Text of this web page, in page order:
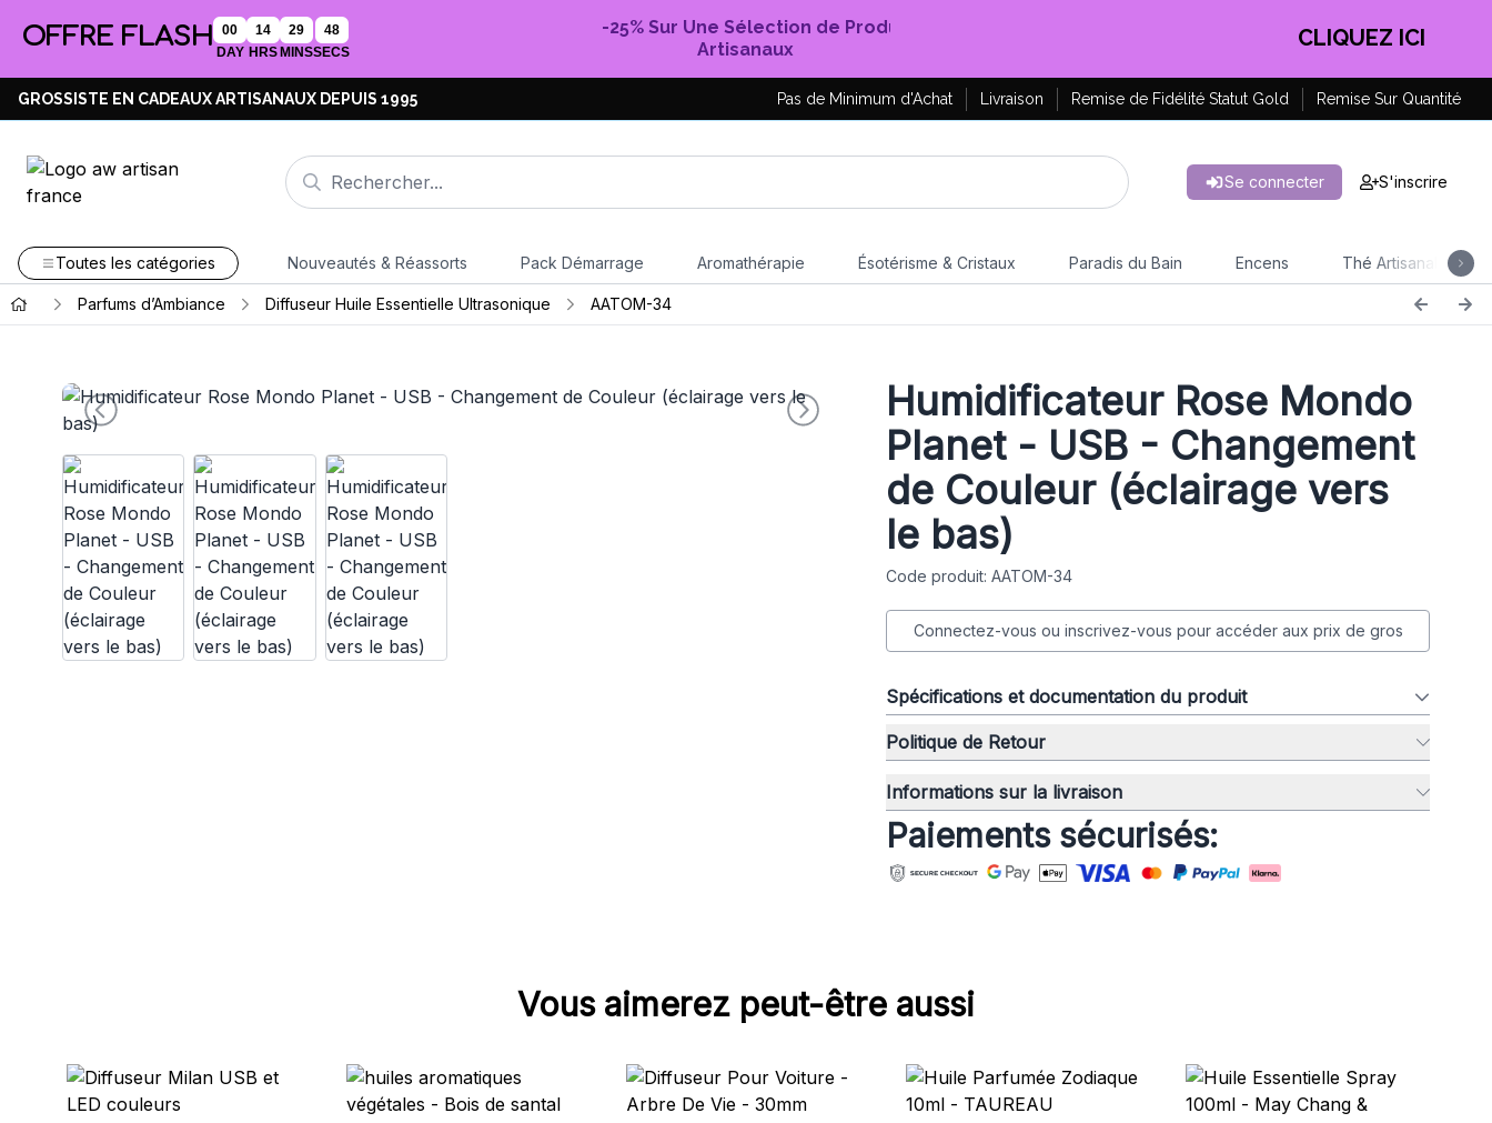
OFFRE FLASH
00
DAY
14
HRS
29
MINS
47
SECS
-25% Sur Une Sélection de Produits
Artisanaux
EN PROFITER !
GROSSISTE EN CADEAUX ARTISANAUX DEPUIS 1995 Pas de Minimum d'Achat Livraison Remise de Fidélité Statut Gold Remise Sur Quantité
Se connecter S'inscrire
Toutes les catégories Nouveautés & Réassorts Pack Démarrage Aromathérapie Ésotérisme & Cristaux Paradis du Bain Encens Thé Artisanal
Parfums d’Ambiance Diffuseur Huile Essentielle Ultrasonique AATOM-34
Humidificateur Rose Mondo
Planet - USB - Changement
de Couleur (éclairage vers
le bas)
Code produit: AATOM-34
Connectez-vous ou inscrivez-vous pour accéder aux prix de gros
Spécifications et documentation du produit
Politique de Retour
Informations sur la livraison
Paiements sécurisés:
Vous aimerez peut-être aussi